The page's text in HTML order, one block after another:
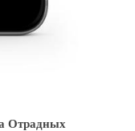
Отрадных